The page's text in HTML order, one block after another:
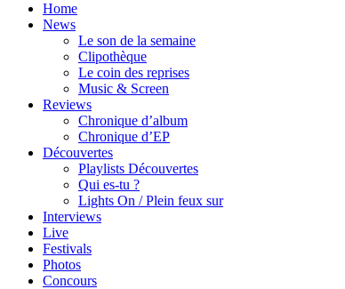
Home
News
Le son de la semaine
Clipothèque
Le coin des reprises
Music & Screen
Reviews
Chronique d’album
Chronique d’EP
Découvertes
Playlists Découvertes
Qui es-tu ?
Lights On / Plein feux sur
Interviews
Live
Festivals
Photos
Concours